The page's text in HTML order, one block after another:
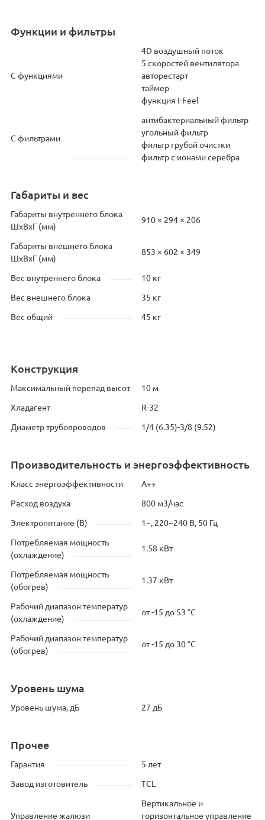
Функции и фильтры
С функциями
4D воздушный поток
5 скоростей вентилятора
авторестарт
таймер
функция I-Feel
С фильтрами
антибактериальный фильтр
угольный фильтр
фильтр грубой очистки
фильтр с ионами серебра
Габариты и вес
Габариты внутреннего блока
ШхВхГ (мм)
910 × 294 × 206
Габариты внешнего блока
ШхВхГ (мм)
853 × 602 × 349
Вес внутреннего блока 10 кг
Вес внешнего блока 35 кг
Вес общий 45 кг
Конструкция
Максимальный перепад высот 10 м
Хладагент R-32
Диаметр трубопроводов 1/4 (6.35)-3/8 (9.52)
Производительность и энергоэффективность
Класс энергоэффективности A++
Расход воздуха 800 м3/час
Электропитание (В) 1~, 220~240 В, 50 Гц
Потребляемая мощность
(охлаждение)
1.58 кВт
Потребляемая мощность
(обогрев)
1.37 кВт
Рабочий диапазон температур
(охлаждение)
от -15 до 53 °C
Рабочий диапазон температур
(обогрев)
от -15 до 30 °C
Уровень шума
Уровень шума, дБ 27 дБ
Прочее
Гарантия 5 лет
Завод изготовитель TCL
Управление жалюзи
Вертикальное и
горизонтальное управление